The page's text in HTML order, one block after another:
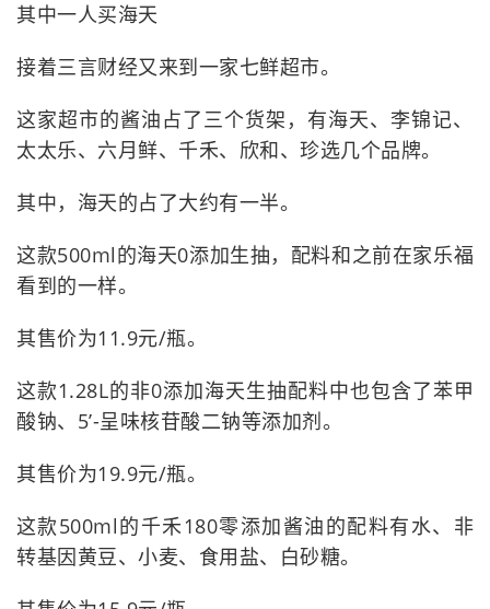
其中一人买海天
接着三言财经又来到一家七鲜超市。
这家超市的酱油占了三个货架，有海天、李锦记、
太太乐、六月鲜、千禾、欣和、珍选几个品牌。
其中，海天的占了大约有一半。
这款500ml的海天0添加生抽，配料和之前在家乐福
看到的一样。
其售价为11.9元/瓶。
这款1.28L的非0添加海天生抽配料中也包含了苯甲
酸钠、5’-呈味核苷酸二钠等添加剂。
其售价为19.9元/瓶。
这款500ml的千禾180零添加酱油的配料有水、非
转基因黄豆、小麦、食用盐、白砂糖。